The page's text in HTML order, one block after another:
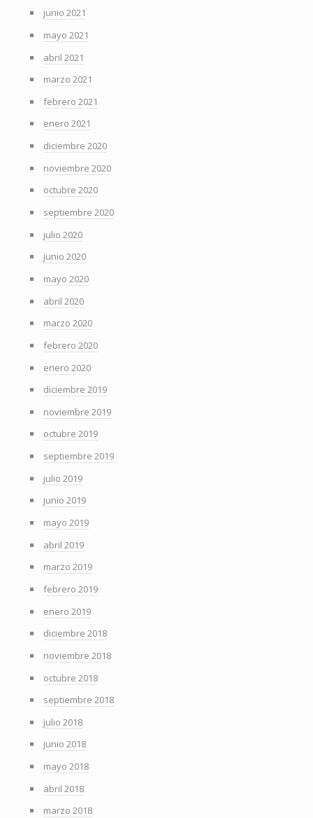
junio 2021
mayo 2021
abril 2021
marzo 2021
febrero 2021
enero 2021
diciembre 2020
noviembre 2020
octubre 2020
septiembre 2020
julio 2020
junio 2020
mayo 2020
abril 2020
marzo 2020
febrero 2020
enero 2020
diciembre 2019
noviembre 2019
octubre 2019
septiembre 2019
julio 2019
junio 2019
mayo 2019
abril 2019
marzo 2019
febrero 2019
enero 2019
diciembre 2018
noviembre 2018
octubre 2018
septiembre 2018
julio 2018
junio 2018
mayo 2018
abril 2018
marzo 2018